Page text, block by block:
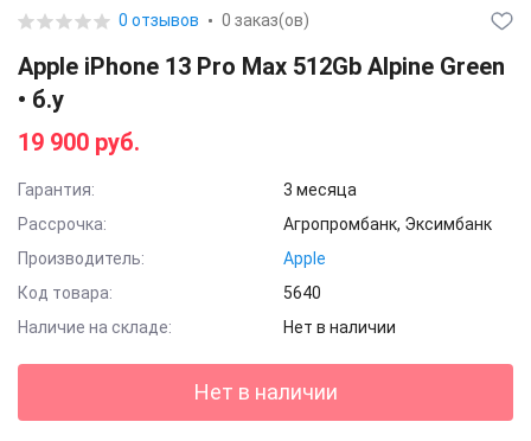
0 отзывов 0 заказ(ов)
Apple iPhone 13 Pro Max 512Gb Alpine Green
• б.у
19 900 руб.
Гарантия:
3 месяца
Рассрочка:
Агропромбанк, Эксимбанк
Производитель:
Apple
Код товара:
5640
Наличие на складе:
Нет в наличии
Нет в наличии